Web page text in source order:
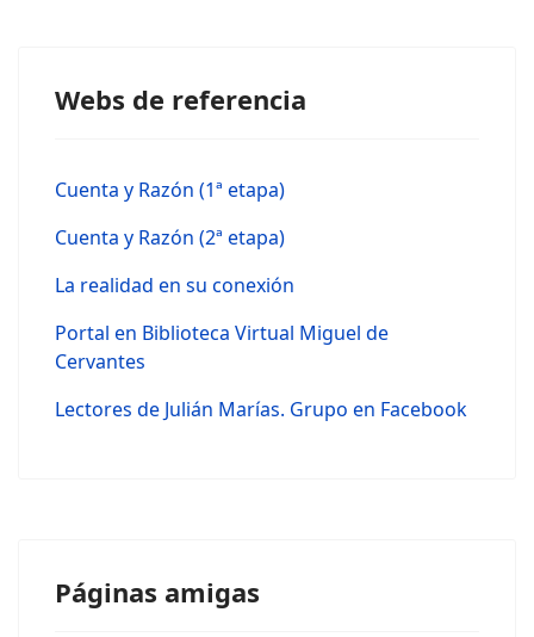
Webs de referencia
Cuenta y Razón (1ª etapa)
Cuenta y Razón (2ª etapa)
La realidad en su conexión
Portal en Biblioteca Virtual Miguel de
Cervantes
Lectores de Julián Marías. Grupo en Facebook
Páginas amigas